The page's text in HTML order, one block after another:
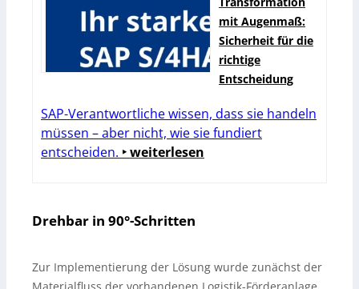
mit Augenmaß:
Sicherheit für die
richtige
Entscheidung
SAP-Verantwortliche wissen, dass sie handeln
müssen – aber nicht, wie sie fundiert
entscheiden. ‣ weiterlesen
Drehbar in 90°-Schritten
Zur Implementierung der Lösung wurde zunächst der